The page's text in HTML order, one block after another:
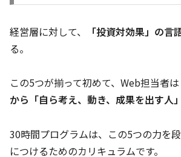
経営層に対して、 「投資対効果」の言
る。
この5つが揃って初めて、Web担当者は
から「自ら考え、動き、成果を出す人」
30時間プログラムは、この5つの力を
につけるためのカリキュラムです。